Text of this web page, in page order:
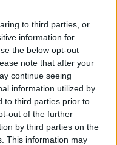
to third parties, or
information for
the below opt-out
note that after your
continue seeing
information utilized by
to third parties prior to
out of the further
by third parties on the
This information may
KecsUP Hírek
Egyetemért
vezető
folyamatosan